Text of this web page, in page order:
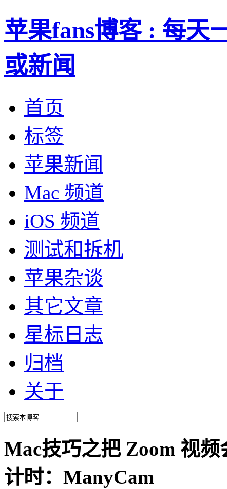
苹果fans博客 : 每天
或新闻
首页
标签
苹果新闻
Mac 频道
iOS 频道
测试和拆机
苹果杂谈
其它文章
星标日志
归档
关于
Mac技巧之把 Zoom 视
计时：ManyCam